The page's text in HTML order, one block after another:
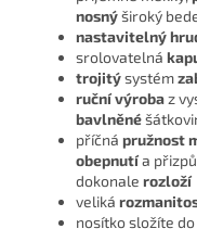
nosnýširoký
nastavitelný
srolovatelná
trojitýsystém
ruční výrobaz
bavlněné
příčná pružnost
obepnutía
dokonale rozloží
veliká
nosítko složíte do